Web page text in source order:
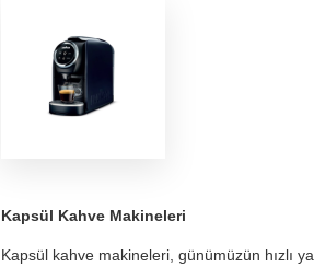
Kapsül Kahve Makineleri
Kapsül kahve makineleri, günümüzün hızlı